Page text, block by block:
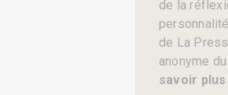
de la
de La
anonyme
savoir plus